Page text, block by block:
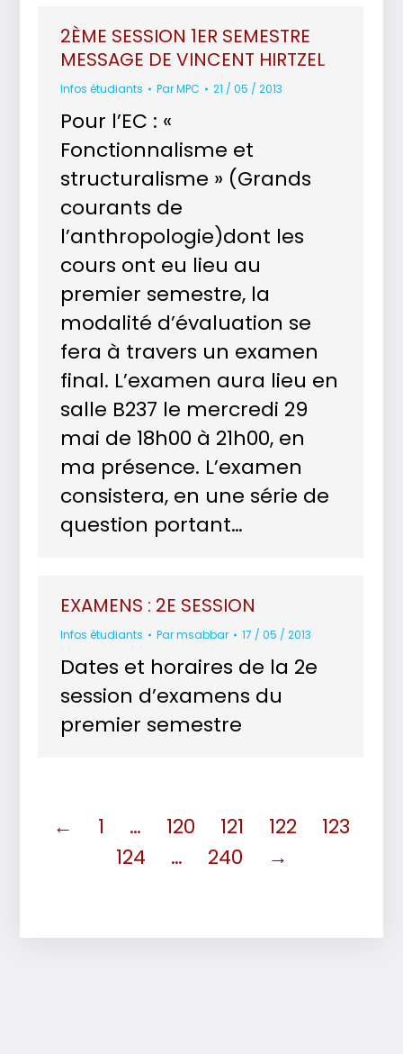
2ÈME SESSION 1ER SEMESTRE
MESSAGE DE VINCENT HIRTZEL
Infos étudiants ParMPC 21 / 05 / 2013
Pour l’EC : «
Fonctionnalisme et
structuralisme » (Grands
courants de
l’anthropologie)dont les
cours ont eu lieu au
premier semestre, la
modalité d’évaluation se
fera à travers un examen
final. L’examen aura lieu en
salle B237 le mercredi 29
mai de 18h00 à 21h00, en
ma présence. L’examen
consistera, en une série de
question portant…
EXAMENS : 2E SESSION
Infos étudiants Parmsabbar 17 / 05 / 2013
Dates et horaires de la 2e
session d’examens du
premier semestre
← 1 … 120 121 122
123
124
… 240 →